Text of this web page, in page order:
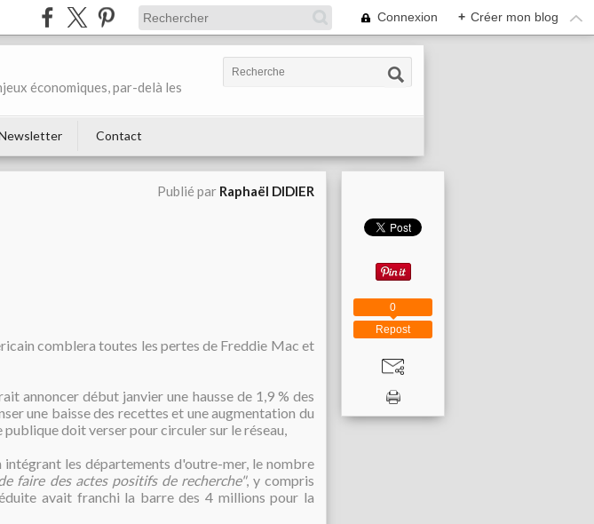
Connexion + Créer mon blog
économiques, par-delà les
Contact
Publié par Raphaël DIDIER
comblera toutes les pertes de Freddie Mac et
annoncer début janvier une hausse de 1,9 % des
une baisse des recettes et une augmentation du
doit verser pour circuler sur le réseau,
les départements d'outre-mer, le nombre
faire des actes positifs de recherche", y compris
avait franchi la barre des 4 millions pour la
Repost
0